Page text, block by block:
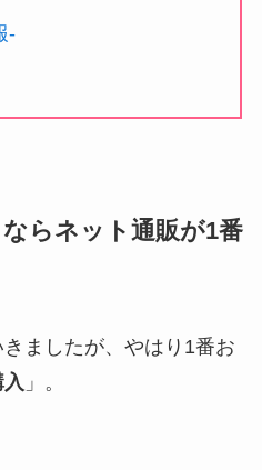
-
らネット通販が1番
ましたが、やはり1番お
」。